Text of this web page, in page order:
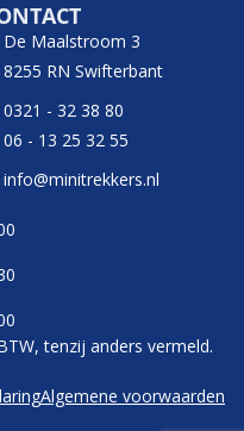
De Maalstroom 3
8255 RN Swifterbant
0321 - 32 38 80
06 - 13 25 32 55
info@minitrekkers.nl
tenzij anders vermeld.
Algemene voorwaarden